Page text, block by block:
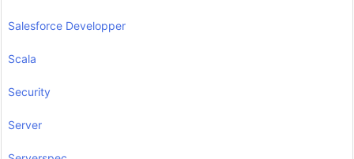
Salesforce Developper
Scala
Security
Server